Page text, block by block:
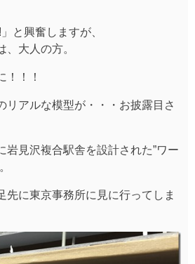
と興奮しますが、
大人の方。
！！！
リアルな模型が・・・お披露目さ
岩見沢複合駅舎を設計された”ワー
先に東京事務所に見に行ってしま